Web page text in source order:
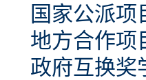
国家公派项
地方合作项
政府互换奖